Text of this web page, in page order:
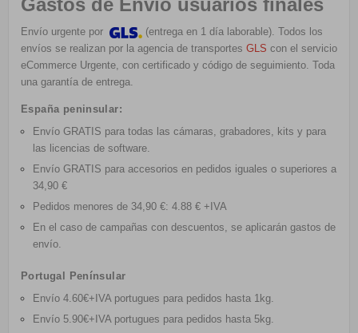
Gastos de Envío usuarios finales
Envío urgente por
(entrega en 1 día laborable). Todos los
envíos se realizan por la agencia de transportes GLS con el servicio
eCommerce Urgente, con certificado y código de seguimiento. Toda
una garantía de entrega.
España peninsular:
Envío GRATIS para todas las cámaras, grabadores, kits y para
las licencias de software.
Envío GRATIS para accesorios en pedidos iguales o superiores a
34,90 €
Pedidos menores de 34,90 €: 4.88 € +IVA
En el caso de campañas con descuentos, se aplicarán gastos de
envío.
Portugal Penínsular
Envío 4.60€+IVA portugues para pedidos hasta 1kg.
Envío 5.90€+IVA portugues para pedidos hasta 5kg.